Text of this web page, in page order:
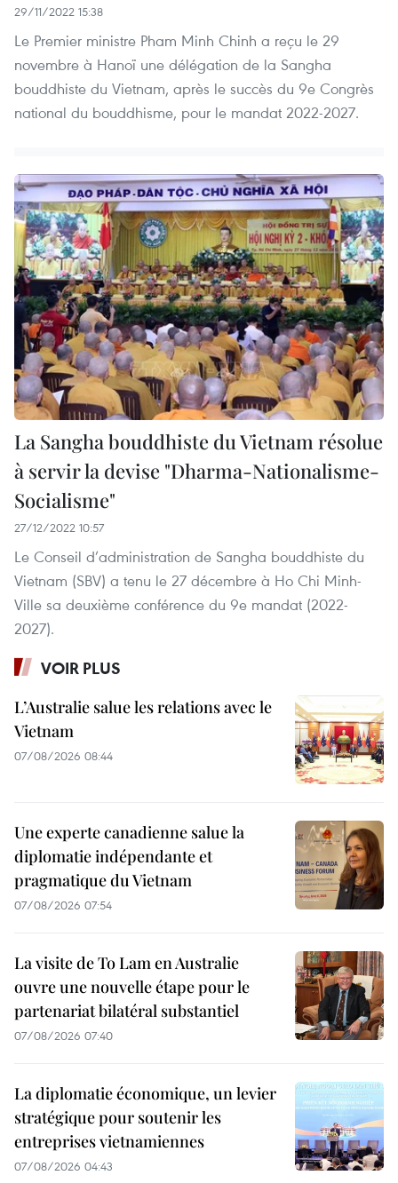
29/11/2022 15:38
Le Premier ministre Pham Minh Chinh a reçu le 29
novembre à Hanoï une délégation de la Sangha
bouddhiste du Vietnam, après le succès du 9e Congrès
national du bouddhisme, pour le mandat 2022-2027.
La Sangha bouddhiste du Vietnam résolue
à servir la devise "Dharma-Nationalisme-
Socialisme"
27/12/2022 10:57
Le Conseil d’administration de Sangha bouddhiste du
Vietnam (SBV) a tenu le 27 décembre à Ho Chi Minh-
Ville sa deuxième conférence du 9e mandat (2022-
2027).
VOIR PLUS
L’Australie salue les relations avec le
Vietnam
07/08/2026 08:44
Une experte canadienne salue la
diplomatie indépendante et
pragmatique du Vietnam
07/08/2026 07:54
La visite de To Lam en Australie
ouvre une nouvelle étape pour le
partenariat bilatéral substantiel
07/08/2026 07:40
La diplomatie économique, un levier
stratégique pour soutenir les
entreprises vietnamiennes
07/08/2026 04:43